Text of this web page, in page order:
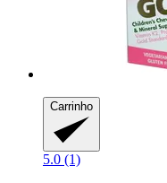
Carrinho
5.0 (1)